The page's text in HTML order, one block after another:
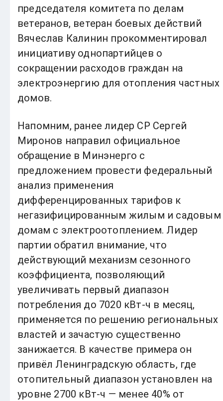
председателя комитета по делам
ветеранов, ветеран боевых действий
Вячеслав Калинин прокомментировал
инициативу однопартийцев о
сокращении расходов граждан на
электроэнергию для отопления частных
домов.
Напомним, ранее лидер СР Сергей
Миронов направил официальное
обращение в Минэнерго с
предложением провести федеральный
анализ применения
дифференцированных тарифов к
негазифицированным жилым и садовым
домам с электроотоплением. Лидер
партии обратил внимание, что
действующий механизм сезонного
коэффициента, позволяющий
увеличивать первый диапазон
потребления до 7020 кВт-ч в месяц,
применяется по решению региональных
властей и зачастую существенно
занижается. В качестве примера он
привёл Ленинградскую область, где
отопительный диапазон установлен на
уровне 2700 кВт-ч — менее 40% от